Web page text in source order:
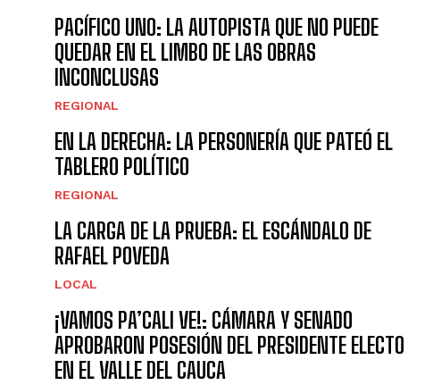
PACÍFICO UNO: LA AUTOPISTA QUE NO PUEDE
QUEDAR EN EL LIMBO DE LAS OBRAS
INCONCLUSAS
REGIONAL
EN LA DERECHA: LA PERSONERÍA QUE PATEÓ EL
TABLERO POLÍTICO
REGIONAL
LA CARGA DE LA PRUEBA: EL ESCÁNDALO DE
RAFAEL POVEDA
LOCAL
¡VAMOS PA’CALI VE!: CÁMARA Y SENADO
APROBARON POSESIÓN DEL PRESIDENTE ELECTO
EN EL VALLE DEL CAUCA